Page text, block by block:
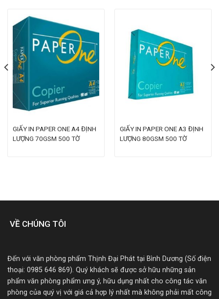
GIẤY IN PAPER ONE A4 ĐỊNH
LƯỢNG 70GSM 500 TỜ
GIẤY IN PAPER ONE A3 ĐỊNH
LƯỢNG 80GSM 500 TỜ
VỀ CHÚNG TÔI
Đến với văn phòng phẩm Thịnh Đại Phát tại Bình Dương (Số điện
thoại: 0985 646 869). Quý khách sẽ được sở hữu những sản
phẩm văn phòng phẩm ưng ý, hữu dụng nhất cho công tác văn
phòng của quý vị với giá cả hợp lý nhất mà không phải mất công